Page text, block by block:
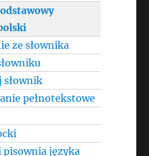
ze słownika
słownik
pełnotekstowe
pisownia języka